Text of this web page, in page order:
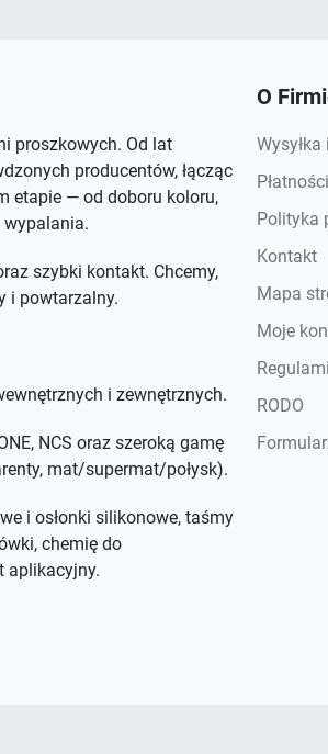
proszkowych. Od lat
producentów, łącząc
etapie — od doboru koloru,
wypalania.
szybki kontakt. Chcemy,
i powtarzalny.
i zewnętrznych.
NCS oraz szeroką gamę
mat/supermat/połysk).
i osłonki silikonowe, taśmy
chemię do
aplikacyjny.
O
Płatności
Polityka
Kontakt
Mapa
Moje
RODO